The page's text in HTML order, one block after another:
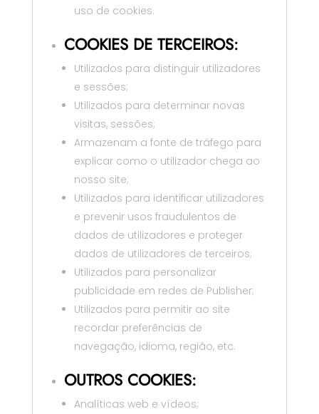
uso de cookies.
COOKIES DE TERCEIROS:
Utilizados para distinguir utilizadores
e sessões;
Utilizados para determinar novas
visitas, sessões;
Armazenam a fonte de tráfego para
explicar como o utilizador chega ao
nosso site;
Utilizados para identificar utilizadores
e prevenir usos fraudulentos de
dados de utilizadores e proteger
dados de utilizadores de terceiros;
Utilizados para personalizar
publicidade em redes de Publisher;
Utilizados para permitir ao site
recordar preferências de
navegação, idioma, região, etc.
OUTROS COOKIES:
Analíticas web e vídeos;